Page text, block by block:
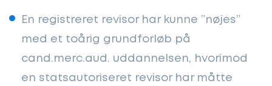
En registreret revisor har kunne ”nøjes”
med et toårig grundforløb på
cand.merc.aud. uddannelsen, hvorimod
en statsautoriseret revisor har måtte